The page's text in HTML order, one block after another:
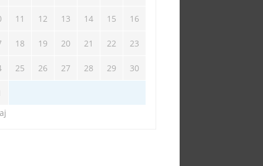
11 12 13 14 15 16
18 19 20 21 22 23
25 26 27 28 29 30